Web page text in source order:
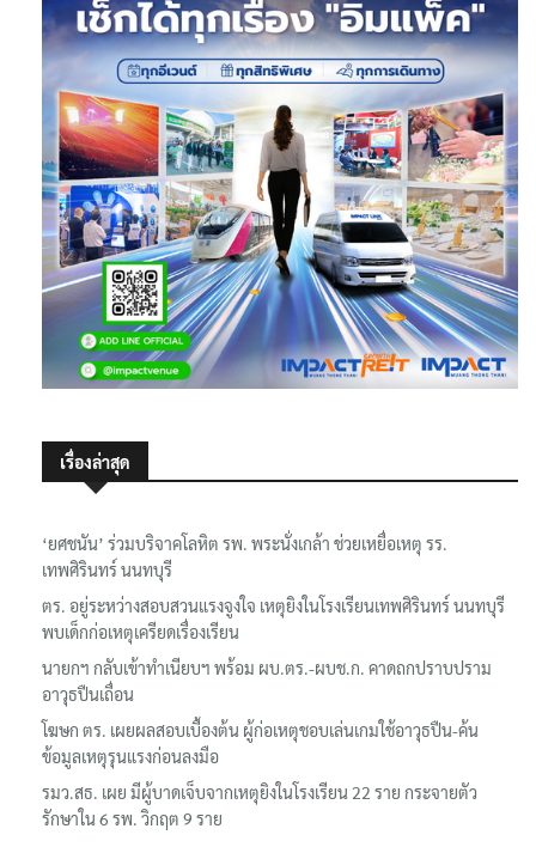
เรื่องล่าสุด
‘ยศชนัน’ ร่วมบริจาคโลหิต รพ. พระนั่งเกล้า ช่วยเหยื่อเหตุ รร.
เทพศิรินทร์ นนทบุรี
ตร. อยู่ระหว่างสอบสวนแรงจูงใจ เหตุยิงในโรงเรียนเทพศิรินทร์ นนทบุรี
พบเด็กก่อเหตุเครียดเรื่องเรียน
นายกฯ กลับเข้าทำเนียบฯ พร้อม ผบ.ตร.-ผบช.ก. คาดถกปราบปราม
อาวุธปืนเถื่อน
โฆษก ตร. เผยผลสอบเบื้องต้น ผู้ก่อเหตุชอบเล่นเกมใช้อาวุธปืน-ค้น
ข้อมูลเหตุรุนแรงก่อนลงมือ
รมว.สธ. เผย มีผู้บาดเจ็บจากเหตุยิงในโรงเรียน 22 ราย กระจายตัว
รักษาใน 6 รพ. วิกฤต 9 ราย